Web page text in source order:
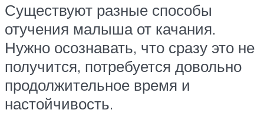
Существуют разные способы
отучения малыша от качания.
Нужно осознавать, что сразу это не
получится, потребуется довольно
продолжительное время и
настойчивость.